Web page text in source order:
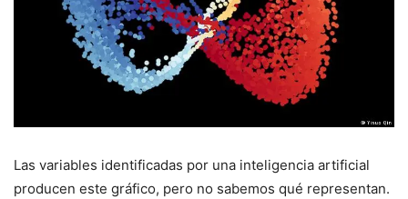
Las variables identificadas por una inteligencia artificial
producen este gráfico, pero no sabemos qué representan.